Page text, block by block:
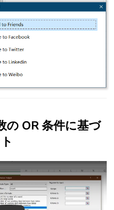
の OR 条件に基づ